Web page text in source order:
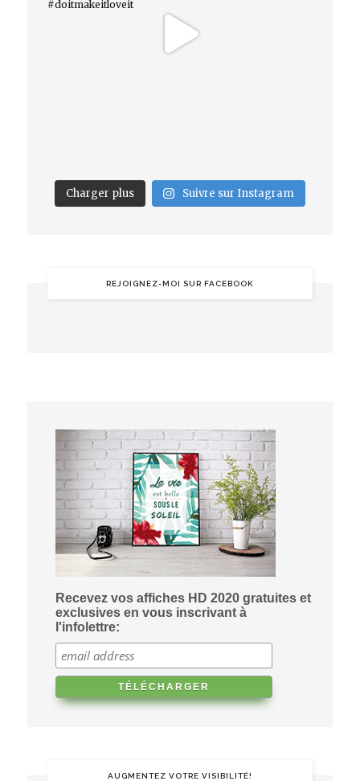
Charger plus Suivre sur Instagram
REJOIGNEZ-MOI SUR FACEBOOK
Recevez vos affiches HD 2020 gratuites et
exclusives en vous inscrivant à
l'infolettre:
AUGMENTEZ VOTRE VISIBILITÉ!